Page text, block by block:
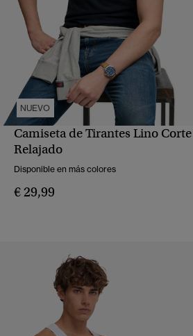
NUEVO
Camiseta de Tirantes Lino Corte
Relajado
Disponible en más colores
€ 29,99